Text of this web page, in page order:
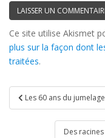
Ce site utilise Akismet
plus sur la façon dont
traitées.
Navigation
de
l’article
Les 60 ans du
Des